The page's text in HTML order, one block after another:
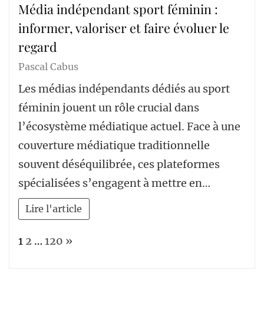
Média indépendant sport féminin :
informer, valoriser et faire évoluer le
regard
Pascal Cabus
Les médias indépendants dédiés au sport
féminin jouent un rôle crucial dans
l’écosystème médiatique actuel. Face à une
couverture médiatique traditionnelle
souvent déséquilibrée, ces plateformes
spécialisées s’engagent à mettre en…
Lire l'article
Page:
1 2 … 120 Next
»